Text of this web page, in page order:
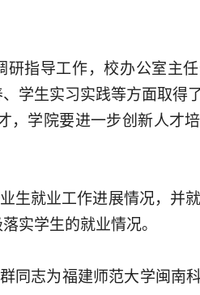
指导工作，校办公室主
学生实习实践等方面取得
，学院要进一步创新人才
生就业工作进展情况，并
实学生的就业情况。
同志为福建师范大学闽南